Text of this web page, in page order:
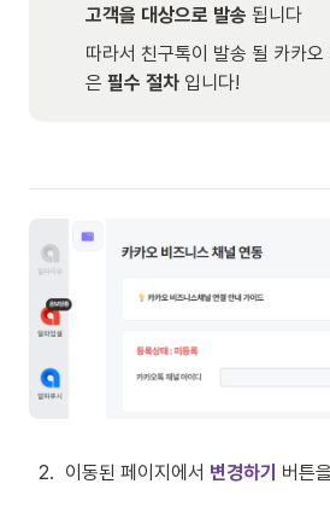
고객을 대상으로 발송 됩니다
따라서 친구톡이 발송 될 카카
은 필수 절차 입니다!
2. 이동된 페이지에서 변경하기 버튼